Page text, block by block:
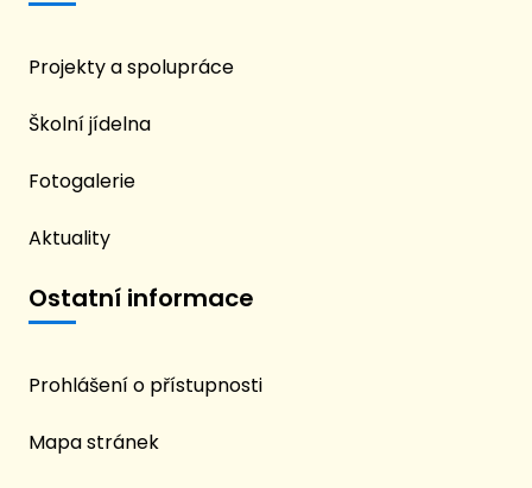
Projekty a spolupráce
Školní jídelna
Fotogalerie
Aktuality
Ostatní informace
Prohlášení o přístupnosti
Mapa stránek